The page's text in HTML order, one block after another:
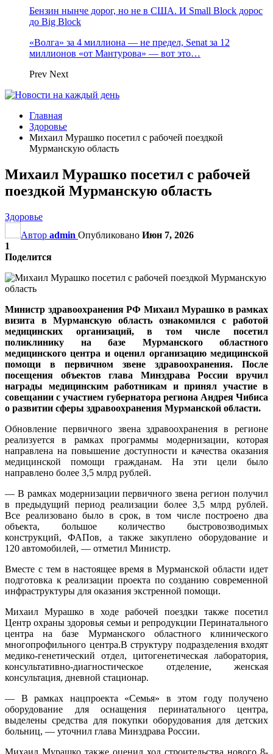
Бензин нынче дорог, но не в США. И Small Block дорос
до Big Block
«Волга» за 4 миллиона — не предел, Senat за 12
миллионов «от Мантурова» — вот это…
Prev Next
Главная
Здоровье
Михаил Мурашко посетил с рабочей поездкой
Мурманскую область
Михаил Мурашко посетил с рабочей
поездкой Мурманскую область
Здоровье
Автор admin Опубликовано Июн 7, 2026
1
Поделится
Министр здравоохранения РФ Михаил Мурашко в рамках
визита в Мурманскую область ознакомился с работой
медицинских организаций, в том числе посетил
поликлинику на базе Мурманского областного
медицинского центра и оценил организацию медицинской
помощи в первичном звене здравоохранения. После
посещения объектов глава Минздрава России вручил
награды медицинским работникам и принял участие в
совещании с участием губернатора региона Андрея Чибиса
о развитии сферы здравоохранения Мурманской области.
Обновление первичного звена здравоохранения в регионе
реализуется в рамках программы модернизации, которая
направлена на повышение доступности и качества оказания
медицинской помощи гражданам. На эти цели было
направлено более 3,5 млрд рублей.
— В рамках модернизации первичного звена регион получил
в предыдущий период реализации более 3,5 млрд рублей.
Все реализовано было в срок, в том числе построено два
объекта, большое количество быстровозводимых
конструкций, ФАПов, а также закуплено оборудование и
120 автомобилей, — отметил Министр.
Вместе с тем в настоящее время в Мурманской области идет
подготовка к реализации проекта по созданию современной
инфраструктуры для оказания экстренной помощи.
Михаил Мурашко в ходе рабочей поездки также посетил
Центр охраны здоровья семьи и репродукции Перинатального
центра на базе Мурманского областного клинического
многопрофильного центра.В структуру подразделения входят
медико-генетический отдел, цитогенетическая лаборатория,
консультативно-диагностическое отделение, женская
консультация, дневной стационар.
— В рамках нацпроекта «Семья» в этом году получено
оборудование для оснащения перинатального центра,
выделены средства для покупки оборудования для детских
больниц, — уточнил глава Минздрава России.
Михаил Мурашко также оценил ход строительства нового 8-